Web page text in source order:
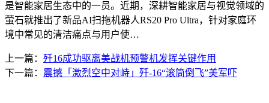
是智能家居生态中的一员。近期，深耕智能家居与视觉领域的
萤石就推出了新品AI扫拖机器人RS20 Pro Ultra，针对家庭环
境中常见的清洁痛点与用户使…
上一篇： 歼16成功驱离美战机预警机发挥关键作用
下一篇： 震撼「激烈空中对峙」歼-16“滚筒倒飞”美军吓